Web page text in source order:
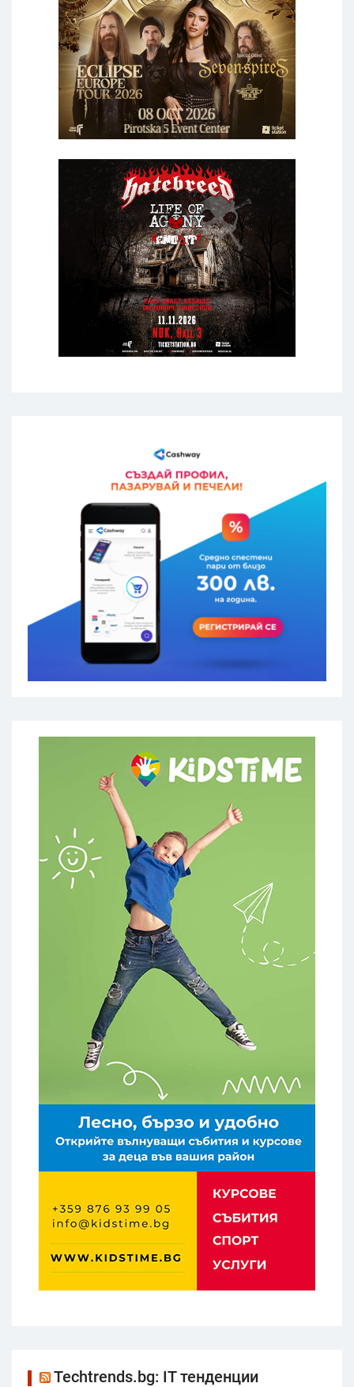
Techtrends.bg: IT тенденции